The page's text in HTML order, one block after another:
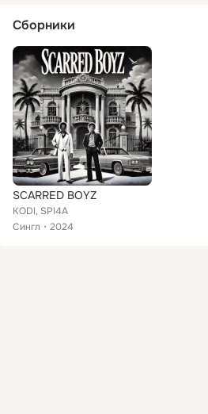
Сборники
SCARRED BOYZ
KODI, SPI4A
Сингл
2024